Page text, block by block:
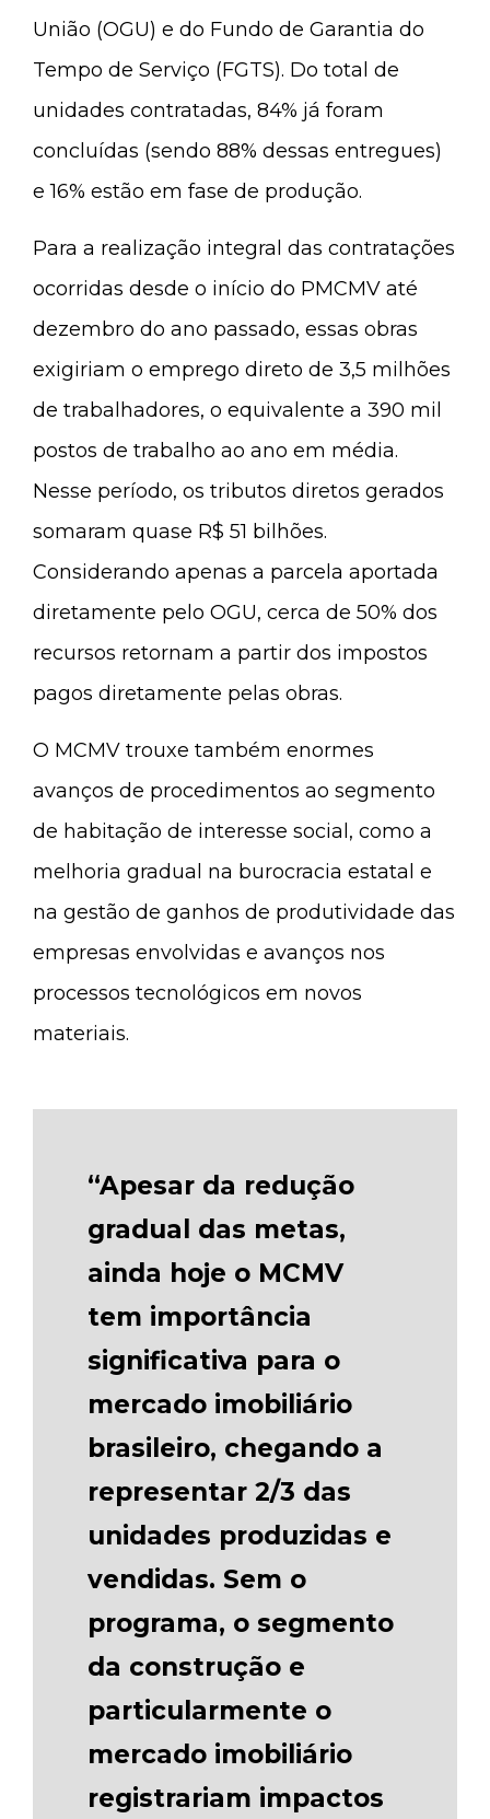
União (OGU) e do Fundo de Garantia do
Tempo de Serviço (FGTS). Do total de
unidades contratadas, 84% já foram
concluídas (sendo 88% dessas entregues)
e 16% estão em fase de produção.
Para a realização integral das contratações
ocorridas desde o início do PMCMV até
dezembro do ano passado, essas obras
exigiriam o emprego direto de 3,5 milhões
de trabalhadores, o equivalente a 390 mil
postos de trabalho ao ano em média.
Nesse período, os tributos diretos gerados
somaram quase R$ 51 bilhões.
Considerando apenas a parcela aportada
diretamente pelo OGU, cerca de 50% dos
recursos retornam a partir dos impostos
pagos diretamente pelas obras.
O MCMV trouxe também enormes
avanços de procedimentos ao segmento
de habitação de interesse social, como a
melhoria gradual na burocracia estatal e
na gestão de ganhos de produtividade das
empresas envolvidas e avanços nos
processos tecnológicos em novos
materiais.
“Apesar da redução
gradual das metas,
ainda hoje o MCMV
tem importância
significativa para o
mercado imobiliário
brasileiro, chegando a
representar 2/3 das
unidades produzidas e
vendidas. Sem o
programa, o segmento
da construção e
particularmente o
mercado imobiliário
registrariam impactos